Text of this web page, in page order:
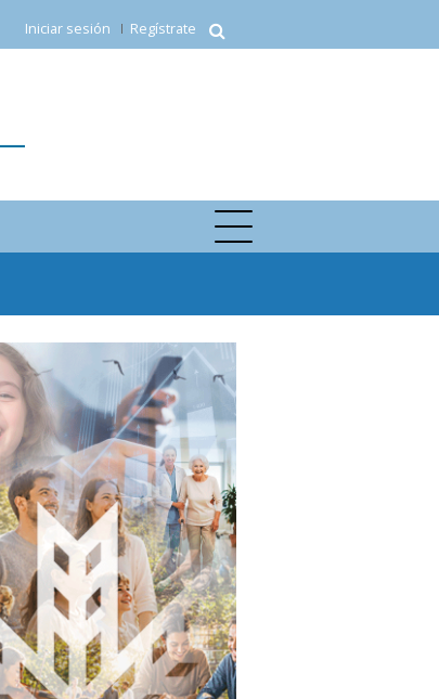
Iniciar sesión Regístrate